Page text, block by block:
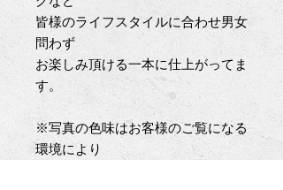
皆様のライフスタイルに合わせ男女
問わず
お楽しみ頂ける一本に仕上がってま
す。
※写真の色味はお客様のご覧になる
環境により